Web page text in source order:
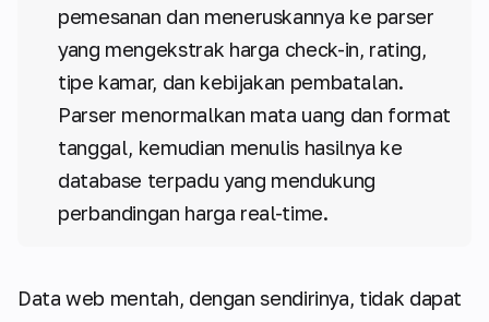
pemesanan dan meneruskannya ke parser
yang mengekstrak harga check-in, rating,
tipe kamar, dan kebijakan pembatalan.
Parser menormalkan mata uang dan format
tanggal, kemudian menulis hasilnya ke
database terpadu yang mendukung
perbandingan harga real-time.
Data web mentah, dengan sendirinya, tidak dapat